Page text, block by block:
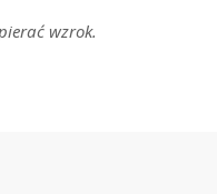
wzrok.